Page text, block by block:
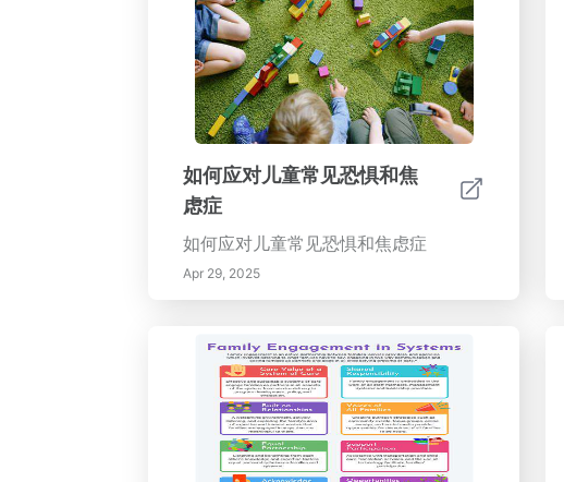
减少焦虑和抑郁，并增强专注力。通过
培养自我意识和接受，个人可以改变对
生活挑战的反应，从而过上更平衡和充
实的生活。今天就拥抱正念，提升你的
心理幸福感，增强你的人际关系！现在
如何应对儿童常见恐惧和焦
虑症
如何应对儿童常见恐惧和焦虑症
Apr 29, 2025